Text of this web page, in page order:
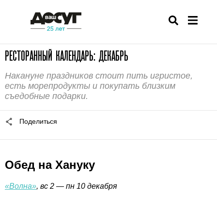
РЕСТОРАННЫЙ КАЛЕНДАРЬ: ДЕКАБРЬ
Накануне праздников стоит пить игристое,
есть морепродукты и покупать близким
съедобные подарки.
Поделиться
Обед на Хануку
«Волна», вс 2 — пн 10 декабря